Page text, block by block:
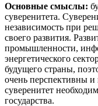
Основные смыслы:
суверенитета.
независимость при
своего развития.
промышленности,
энергетического
будущего страны,
очень перспективны и
суверенитет
государства.